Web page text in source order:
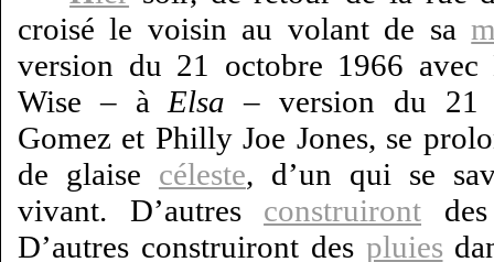
croisé le voisin au volant de sa
version du 21 octobre 1966
Wise – à Elsa – version du 21
Gomez et Philly Joe Jones, se
de glaise céleste, d’un qui se
vivant. D’autres construiront
D’autres construiront des pluies